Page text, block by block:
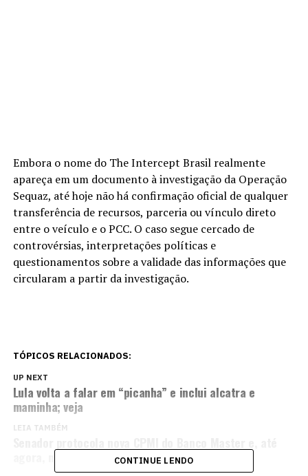
Embora o nome do The Intercept Brasil realmente
apareça em um documento à investigação da Operação
Sequaz, até hoje não há confirmação oficial de qualquer
transferência de recursos, parceria ou vínculo direto
entre o veículo e o PCC. O caso segue cercado de
controvérsias, interpretações políticas e
questionamentos sobre a validade das informações que
circularam a partir da investigação.
TÓPICOS RELACIONADOS:
UP NEXT
Lula volta a falar em “picanha” e inclui alcatra e
maminha; veja
LEIA TAMBÉM
agora, nenhum petista assinou
CONTINUE LENDO